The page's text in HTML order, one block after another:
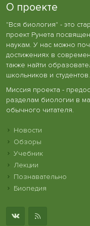
О проекте
"Вся биология" - это
проект Рунета
наукам. У нас можно
достижениях в
также найти
школьников и студентов.
Миссия проекта -
разделам биологии в
обычного читателя.
Новости
Обзоры
Учебник
Лекции
Познавательно
Биопедия